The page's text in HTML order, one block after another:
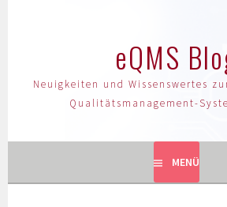
eQMS
Neuigkeiten und Wissenswertes
Qualitätsmanagement-
MENÜ